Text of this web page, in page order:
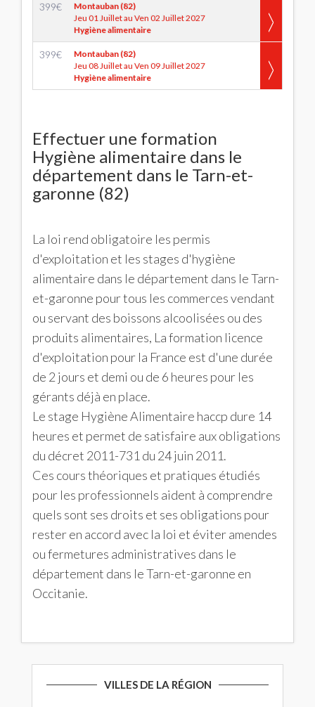
399€
Montauban (82)
Jeu 01 Juillet au Ven 02 Juillet 2027
Hygiène alimentaire
399€
Montauban (82)
Jeu 08 Juillet au Ven 09 Juillet 2027
Hygiène alimentaire
Effectuer une formation
Hygiène alimentaire dans le
département dans le Tarn-et-
garonne (82)
La loi rend obligatoire les permis
d'exploitation et les stages d'hygiène
alimentaire dans le département dans le Tarn-
et-garonne pour tous les commerces vendant
ou servant des boissons alcoolisées ou des
produits alimentaires, La formation licence
d'exploitation pour la France est d'une durée
de 2 jours et demi ou de 6 heures pour les
gérants déjà en place.
Le stage Hygiène Alimentaire haccp dure 14
heures et permet de satisfaire aux obligations
du décret 2011-731 du 24 juin 2011.
Ces cours théoriques et pratiques étudiés
pour les professionnels aident à comprendre
quels sont ses droits et ses obligations pour
rester en accord avec la loi et éviter amendes
ou fermetures administratives dans le
département dans le Tarn-et-garonne en
Occitanie.
VILLES DE LA RÉGION